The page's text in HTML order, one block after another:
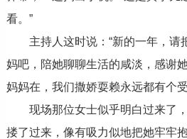
看。”
主持人这时说：“新的一年，请
妈吧，陪她聊聊生活的咸淡，感谢
妈妈在，我们撒娇耍赖永远都有个
现场那位女士似乎明白过来了
搂了过来，像有吸力似地把她牢牢